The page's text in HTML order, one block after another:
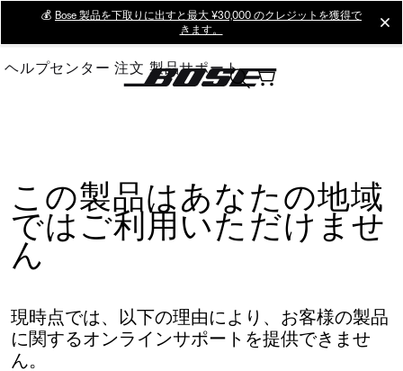
Main
💰 Bose 製品を下取りに出すと最大 ¥30,000 のクレジットを獲得で
きます。
ヘルプセンター 注文 製品サポート
この製品はあなたの地域
ではご利用いただけませ
ん
現時点では、以下の理由により、お客様の製品
に関するオンラインサポートを提供できませ
ん。